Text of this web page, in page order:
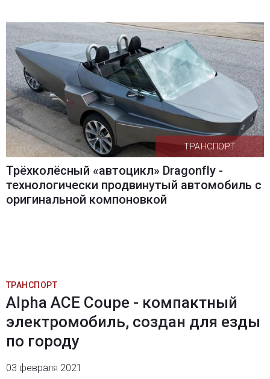
ТРАНСПОРТ
Трёхколёсный «автоцикл» Dragonfly -
технологически продвинутый автомобиль с
оригинальной компоновкой
ТРАНСПОРТ
Alpha ACE Coupe - компактный
электромобиль, создан для езды
по городу
03 февраля 2021